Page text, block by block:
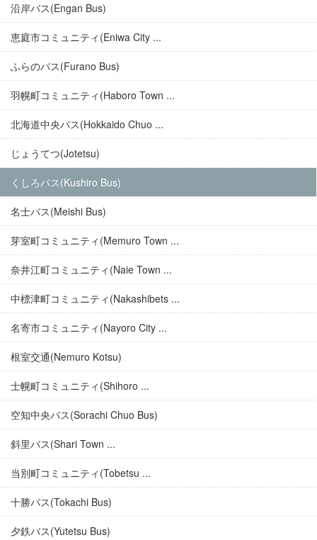
沿岸バス(Engan Bus)
恵庭市コミュニティ(Eniwa City ...
ふらのバス(Furano Bus)
羽幌町コミュニティ(Haboro Town ...
北海道中央バス(Hokkaido Chuo ...
じょうてつ(Jotetsu)
くしろバス(Kushiro Bus)
名士バス(Meishi Bus)
芽室町コミュニティ(Memuro Town ...
奈井江町コミュニティ(Naie Town ...
中標津町コミュニティ(Nakashibets ...
名寄市コミュニティ(Nayoro City ...
根室交通(Nemuro Kotsu)
士幌町コミュニティ(Shihoro ...
空知中央バス(Sorachi Chuo Bus)
斜里バス(Shari Town ...
当別町コミュニティ(Tobetsu ...
十勝バス(Tokachi Bus)
夕鉄バス(Yutetsu Bus)